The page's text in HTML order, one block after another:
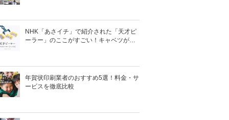
NHK「あさイチ」で紹介された「天才ピ
ーラー」のここがすごい！キャベツがほ
年賀状印刷業者のおすすめ5選！料金・サ
ービスを徹底比較